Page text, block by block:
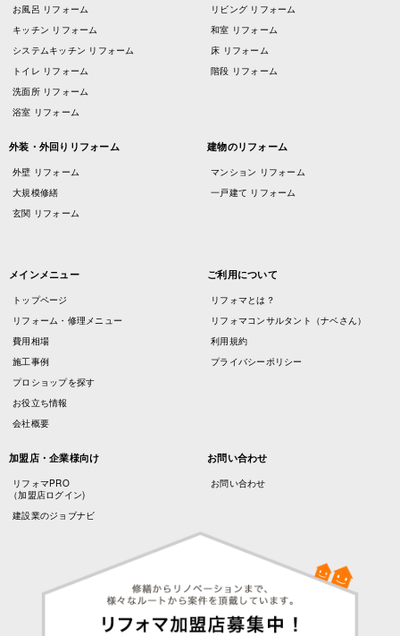
お風呂 リフォーム
キッチン リフォーム
システムキッチン リフォーム
トイレ リフォーム
洗面所 リフォーム
浴室 リフォーム
リビング リフォーム
和室 リフォーム
床 リフォーム
階段 リフォーム
外装・外回りリフォーム
外壁 リフォーム
大規模修繕
玄関 リフォーム
建物のリフォーム
マンション リフォーム
一戸建て リフォーム
メインメニュー
トップページ
リフォーム・修理メニュー
費用相場
施工事例
プロショップを探す
お役立ち情報
会社概要
ご利用について
リフォマとは？
リフォマコンサルタント（ナベさん）
利用規約
プライバシーポリシー
加盟店・企業様向け
リフォマPRO
（加盟店ログイン)
建設業のジョブナビ
お問い合わせ
お問い合わせ